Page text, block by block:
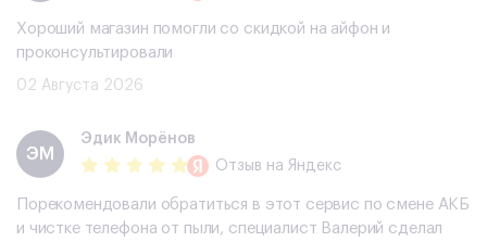
Хороший магазин помогли со скидкой на айфон и
проконсультировали
02 Августа 2026
ЭМ
Эдик Морёнов
Отзыв на Яндекс
Порекомендовали обратиться в этот сервис по смене АКБ
и чистке телефона от пыли, специалист Валерий сделал